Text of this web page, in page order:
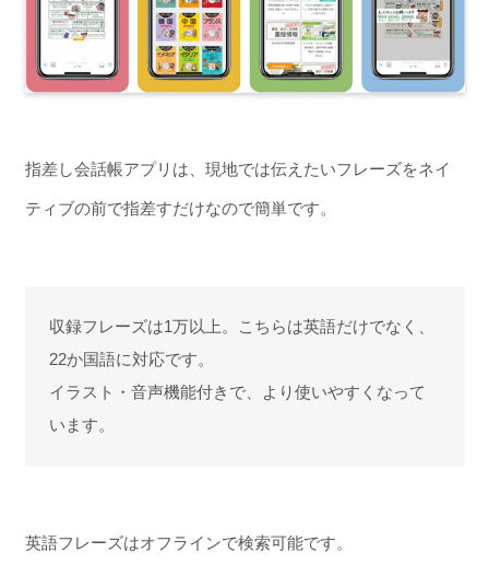
指差し会話帳アプリは、現地では伝えたいフレーズをネイ
ティブの前で指差すだけなので簡単です。
収録フレーズは1万以上。こちらは英語だけでなく、
22か国語に対応です。
イラスト・音声機能付きで、より使いやすくなって
います。
英語フレーズはオフラインで検索可能です。